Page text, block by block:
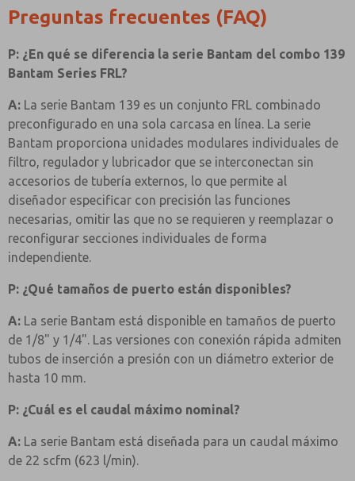
Preguntas frecuentes (FAQ)
P: ¿En qué se diferencia la serie Bantam del combo 139
Bantam Series FRL?
A: La serie Bantam 139 es un conjunto FRL combinado
preconfigurado en una sola carcasa en línea. La serie
Bantam proporciona unidades modulares individuales de
filtro, regulador y lubricador que se interconectan sin
accesorios de tubería externos, lo que permite al
diseñador especificar con precisión las funciones
necesarias, omitir las que no se requieren y reemplazar o
reconfigurar secciones individuales de forma
independiente.
P: ¿Qué tamaños de puerto están disponibles?
A: La serie Bantam está disponible en tamaños de puerto
de 1/8" y 1/4". Las versiones con conexión rápida admiten
tubos de inserción a presión con un diámetro exterior de
hasta 10 mm.
P: ¿Cuál es el caudal máximo nominal?
A: La serie Bantam está diseñada para un caudal máximo
de 22 scfm (623 l/min).